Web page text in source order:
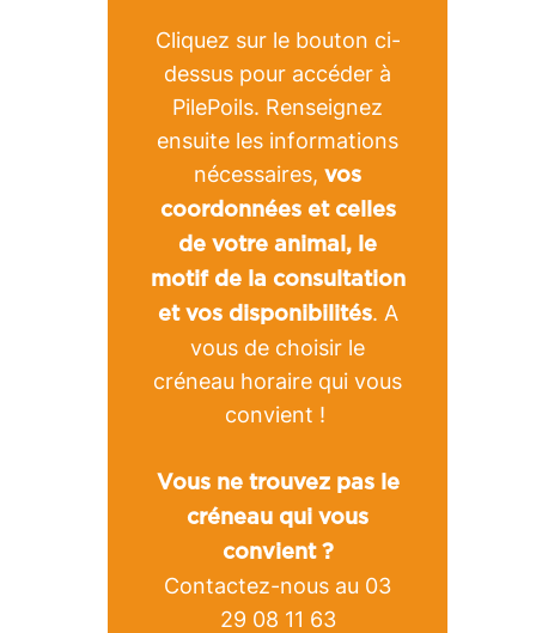
Cliquez sur le bouton ci-
dessus pour accéder à
PilePoils. Renseignez
ensuite les informations
nécessaires, vos
coordonnées et celles
de votre animal, le
motif de la consultation
et vos disponibilités. A
vous de choisir le
créneau horaire qui vous
convient !
Vous ne trouvez pas le
créneau qui vous
convient ?
Contactez-nous au 03
29 08 11 63